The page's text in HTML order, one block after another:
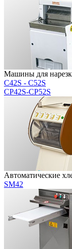
Машины для
C42S - C52S
CP42S-CP52S
Автоматические
SM42